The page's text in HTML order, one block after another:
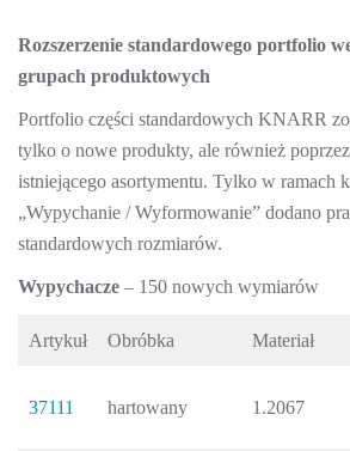
Rozszerzenie standardowego portfolio
grupach produktowych
Portfolio części standardowych KNARR
tylko o nowe produkty, ale również poprzez
istniejącego asortymentu. Tylko w ramach
„Wypychanie / Wyformowanie” dodano
standardowych rozmiarów.
Wypychacze – 150 nowych wymiarów
Artykuł Obróbka Materiał
37111 hartowany 1.2067